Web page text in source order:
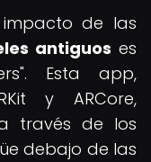
de las
antiguos es
Esta app,
y ARCore,
través de los
debajo de las